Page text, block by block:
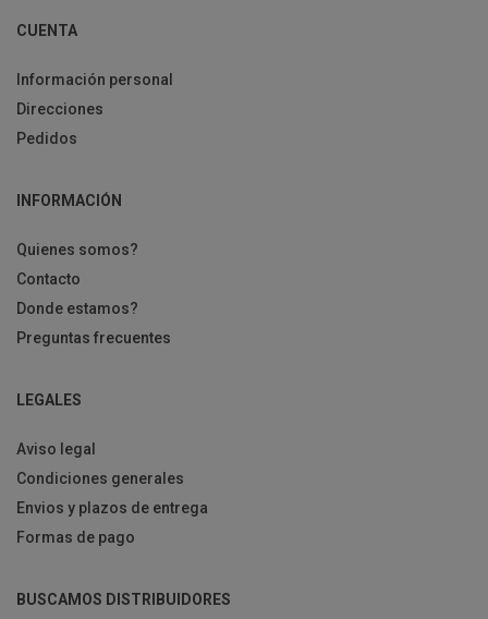
CUENTA
Información personal
Direcciones
Pedidos
INFORMACIÓN
Quienes somos?
Contacto
Donde estamos?
Preguntas frecuentes
LEGALES
Aviso legal
Condiciones generales
Envios y plazos de entrega
Formas de pago
BUSCAMOS DISTRIBUIDORES